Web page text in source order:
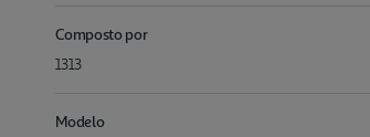
Composto por
1313
Modelo